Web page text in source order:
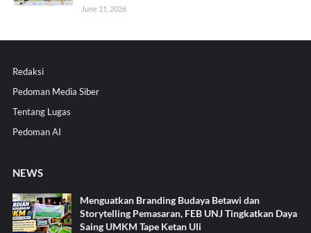
June 11, 2026
Redaksi
Pedoman Media Siber
Tentang Lugas
Pedoman AI
NEWS
Menguatkan Branding Budaya Betawi dan
Storytelling Pemasaran, FEB UNJ Tingkatkan Daya
Saing UMKM Tape Ketan Uli